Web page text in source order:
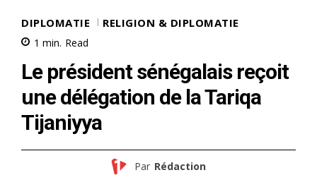
DIPLOMATIE RELIGION & DIPLOMATIE
1 min. Read
Le président sénégalais reçoit
une délégation de la Tariqa
Tijaniyya
Par Rédaction